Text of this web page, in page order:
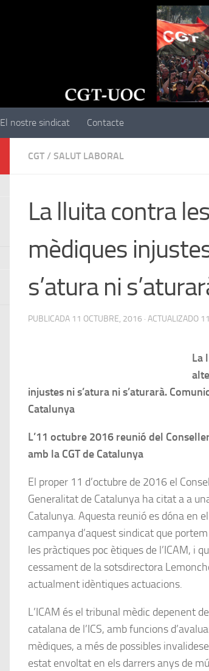
El nostre sindicat Contacte
CGT / SALUT LABORAL
La lluita contra
mèdiques
s’atura ni
PUBLICADA 11 OCTUBRE, 2016 · ACTUALIZADO
La
injustes ni s’atura ni s’aturarà.
Catalunya
L’11 octubre 2016 reunió del
amb la CGT de Catalunya
El proper 11 d’octubre de 2016 el
Generalitat de Catalunya ha citat a a
Catalunya. Aquesta reunió es dóna en
campanya d’aquest sindicat que
les pràctiques poc ètiques de l’ICAM, i
cessament de la sotsdirectora
actualment idèntiques actuacions.
L’ICAM és el tribunal mèdic depenent
catalana de l’ICS, amb funcions
mèdiques, a més de possibles
estat envoltat en els darrers anys de